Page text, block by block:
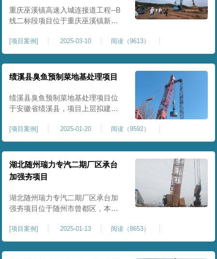
段，分区分段施工，投入强夯设备3
重庆巫溪镇高速入城连接道工程--B
线二标段项目位于重庆巫溪镇新建
形成，回填完成，强夯施工一次，
极大考验我司与土方单位交叉施工
能力。每标段强夯施工完成，现场
工程师组织三方验收一次，确认工
施工质量，确保工程整体质量。在
施工过程中我司严格按照设计规范
[项目案例] 2025-03-10 阅读（9613）
绩溪县臭鱼预制菜地基处理项目
绩溪县臭鱼预制菜地基处理项目位
于安徽省绩溪县，项目上层拟建生
米。本项目场地后续使用要求较
高，设计拟采用大夯击能进行场地
地基加固处理，我司配备FW5000A
大型强夯机一台，并配备28m龙门架
一幅辅助高能级强夯施工，配备
85T，直径为2m，高度为2.2m的柱
锤一个，柱锤接地面积更小，强夯
穿透
[项目案例] 2025-01-20 阅读（9592）
湖北随州瑞力专汽二期厂区承台
加强夯项目
湖北随州瑞力专汽二期厂区承台加
强夯项目位于随州市曾都区，本项
要求采用强夯置换工艺进行加固处
理，要求经处理深度不小于8米，地
基承载力不小于180Kpa，该项目场
[项目案例] 2025-01-13 阅读（8653）